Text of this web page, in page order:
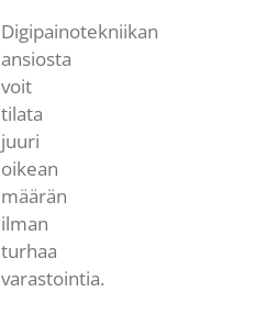
Digipainotekniikan
ansiosta
voit
tilata
juuri
oikean
määrän
ilman
turhaa
varastointia.